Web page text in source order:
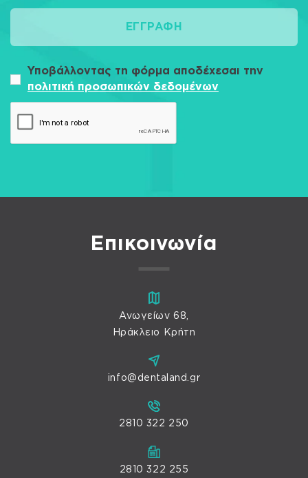
ΕΓΓΡΑΦΉ
Υποβάλλοντας τη φόρμα αποδέχεσαι την
πολιτική προσωπικών δεδομένων
Επικοινωνία
Ανωγείων 68,
Ηράκλειο Κρήτη
info@dentaland.gr
2810 322 250
2810 322 255